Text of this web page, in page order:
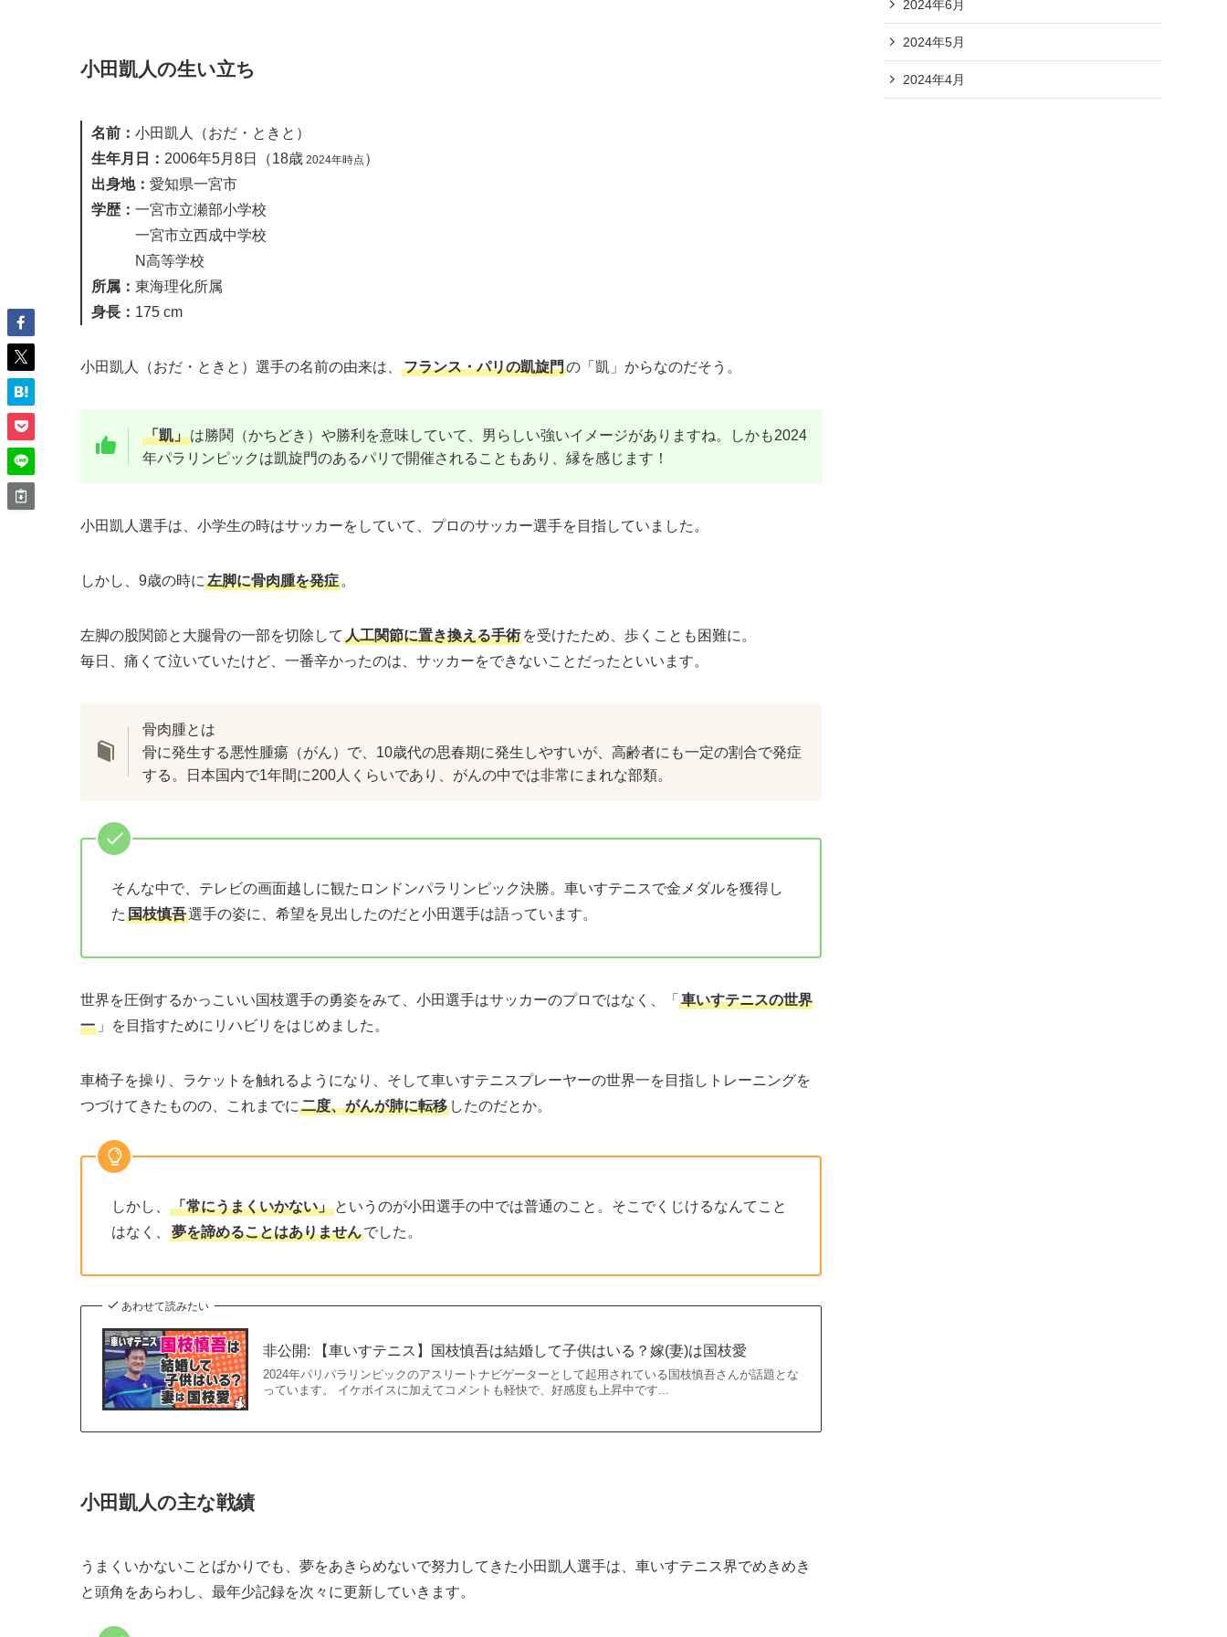
小田凱人の生い立ち
名前： 小田凱人（おだ・ときと）
生年月日： 2006年5月8日（18歳 2024年時点 ）
出身地： 愛知県一宮市
学歴： 一宮市立瀬部小学校
一宮市立西成中学校
N高等学校
所属： 東海理化所属
身長： 175 cm
小田凱人（おだ・ときと）選手の名前の由来は、 フランス・パリの凱旋門の「凱」からなのだそう。
「凱」は勝鬨（かちどき）や勝利を意味していて、男らしい強いイメージがありますね。しかも2024
年パラリンピックは凱旋門のあるパリで開催されることもあり、縁を感じます！
小田凱人選手は、小学生の時はサッカーをしていて、プロのサッカー選手を目指していました。
しかし、9歳の時に 左脚に骨肉腫を発症 。
左脚の股関節と大腿骨の一部を切除して 人工関節に置き換える手術 を受けたため、歩くことも困難に。
毎日、痛くて泣いていたけど、一番辛かったのは、サッカーをできないことだったといいます。
骨肉腫とは
骨に発生する悪性腫瘍（がん）で、10歳代の思春期に発生しやすいが、高齢者にも一定の割合で発症
する。日本国内で1年間に200人くらいであり、がんの中では非常にまれな部類。
そんな中で、テレビの画面越しに観たロンドンパラリンピック決勝。車いすテニスで金メダルを獲得し
た 国枝慎吾選手の姿に、希望を見出したのだと小田選手は語っています。
世界を圧倒するかっこいい国枝選手の勇姿をみて、小田選手はサッカーのプロではなく、「 車いすテニスの世界
一 」を目指すためにリハビリをはじめました。
車椅子を操り、ラケットを触れるようになり、そして車いすテニスプレーヤーの世界一を目指しトレーニングを
つづけてきたものの、これまでに 二度、がんが肺に転移 したのだとか。
しかし、 「常にうまくいかない」 というのが小田選手の中では普通のこと。そこでくじけるなんてこと
はなく、
夢を諦めることはありませんでした。
あわせて読みたい
非公開: 【車いすテニス】国枝慎吾は結婚して子供はいる？嫁(妻)は国枝愛
2024年パリパラリンピックのアスリートナビゲーターとして起用されている国枝慎吾さんが話題とな
っています。 イケボイスに加えてコメントも軽快で、好感度も上昇中です...
小田凱人の主な戦績
うまくいかないことばかりでも、夢をあきらめないで努力してきた小田凱人選手は、車いすテニス界でめきめき
と頭角をあらわし、最年少記録を次々に更新していきます。
2024年6月
2024年5月
2024年4月